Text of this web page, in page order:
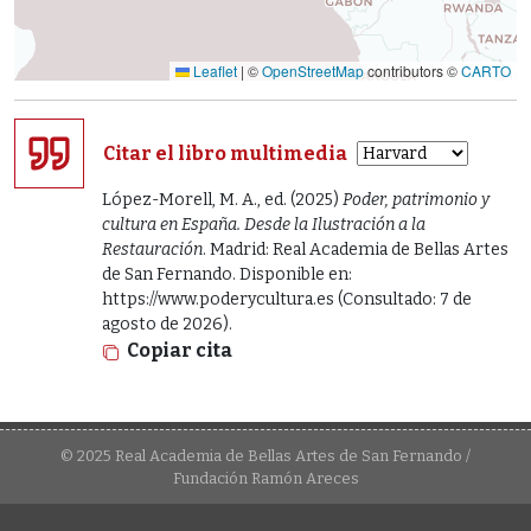
Leaflet | ©OpenStreetMapcontributors ©CARTO
Citar el libro multimedia
López-Morell, M. A., ed. (2025) Poder, patrimonio y
cultura en España. Desde la Ilustración a la
Restauración. Madrid: Real Academia de Bellas Artes
de San Fernando. Disponible en:
https://www.poderycultura.es (Consultado: 7 de
agosto de 2026).
Copiar cita
© 2025 Real Academia de Bellas Artes de San Fernando /
Fundación Ramón Areces